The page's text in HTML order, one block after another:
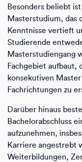
Besonders beliebt
Masterstudium, das
Kenntnisse vertieft
Studierende
Masterstudiengang
Fachgebiet aufbaut,
konsekutiven
Fachrichtungen zu
Darüber hinaus
Bachelorabschluss
aufzunehmen,
Karriere angestrebt
Weiterbildungen,